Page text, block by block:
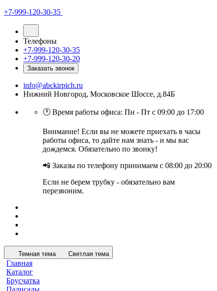
+7-999-120-30-35
Телефоны
+7-999-120-30-35
+7-999-120-30-20
Заказать звонок
info@abckirpich.ru
Нижний Новгород, Московское Шоссе, д.84Б
🕐 Время работы офиса: Пн - Пт с 09:00 до 17:00
Внимание! Если вы не можете приехать в часы
работы офиса, то дайте нам знать - и мы вас
дождемся. Обязательно по звонку!
📲 Заказы по телефону принимаем с 08:00 до 20:00
Если не берем трубку - обязательно вам
перезвоним.
Темная тема Светлая тема
Главная
Каталог
Брусчатка
Палисады